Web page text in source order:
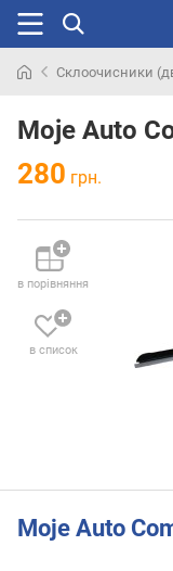
раніше
Склоочисники
Moje Auto
280 грн.
в порівняння
в список
Moje Auto